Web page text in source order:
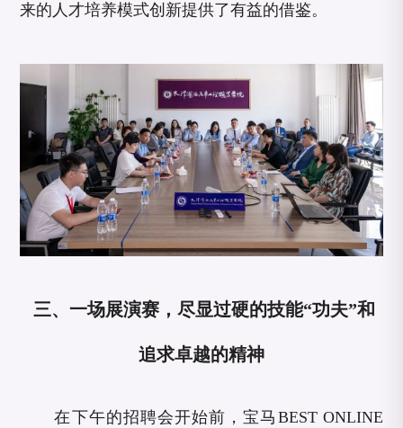
来的人才培养模式创新提供了有益的借鉴。
三、一场展演赛，尽显过硬的技能“功夫”和
追求卓越的精神
在下午的招聘会开始前，宝马BEST ONLINE